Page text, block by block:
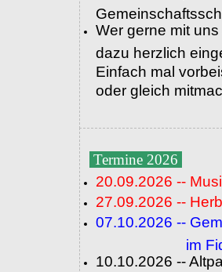
Wer gerne mit
dazu herzlich
Einfach mal
oder gleich
Termine 2026
20.09.2026 --
27.09.2026 --
07.10.2026 --
im Fidelia-
10.10.2026 --